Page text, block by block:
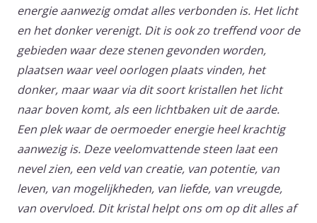
energie aanwezig omdat alles verbonden is. Het licht
en het donker verenigt. Dit is ook zo treffend voor de
gebieden waar deze stenen gevonden worden,
plaatsen waar veel oorlogen plaats vinden, het
donker, maar waar via dit soort kristallen het licht
naar boven komt, als een lichtbaken uit de aarde.
Een plek waar de oermoeder energie heel krachtig
aanwezig is. Deze veelomvattende steen laat een
nevel zien, een veld van creatie, van potentie, van
leven, van mogelijkheden, van liefde, van vreugde,
van overvloed. Dit kristal helpt ons om op dit alles af